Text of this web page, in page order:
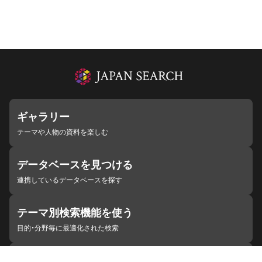
ギャラリー
テーマや人物の資料を楽しむ
データベースを見つける
連携しているデータベースを探す
テーマ別検索機能を使う
目的・分野毎に最適化された検索